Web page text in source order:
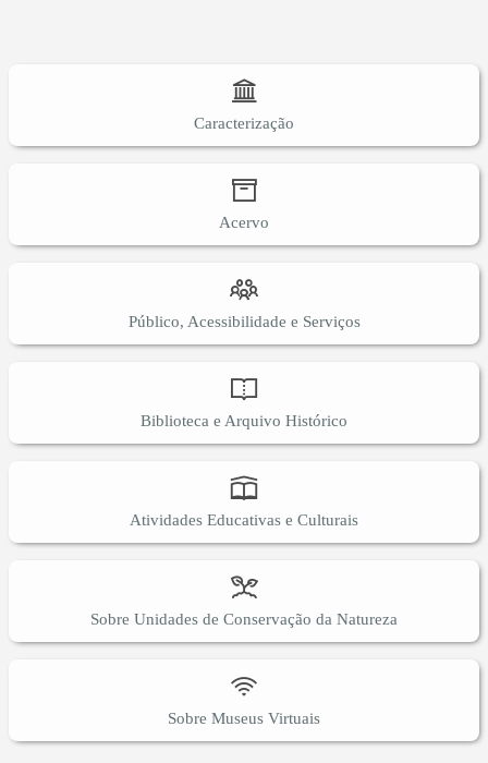
Caracterização
Acervo
Público, Acessibilidade e Serviços
Biblioteca e Arquivo Histórico
Atividades Educativas e Culturais
Sobre Unidades de Conservação da Natureza
Sobre Museus Virtuais